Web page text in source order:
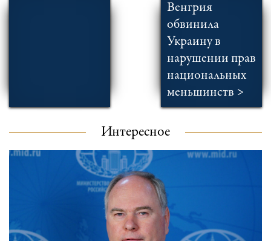
Венгрия
обвинила
Украину в
нарушении прав
национальных
меньшинств >
Интересное